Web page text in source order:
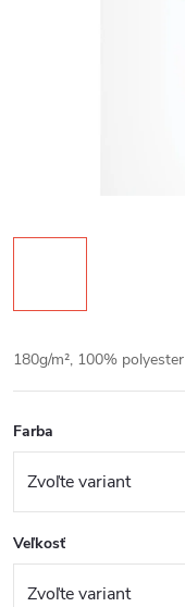
180g/m², 100% polyester
Farba
Veľkosť